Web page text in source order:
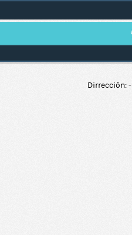
Dirrección: -